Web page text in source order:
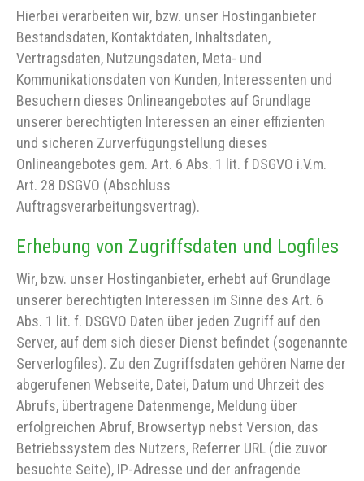
Hierbei verarbeiten wir, bzw. unser Hostinganbieter
Bestandsdaten, Kontaktdaten, Inhaltsdaten,
Vertragsdaten, Nutzungsdaten, Meta- und
Kommunikationsdaten von Kunden, Interessenten und
Besuchern dieses Onlineangebotes auf Grundlage
unserer berechtigten Interessen an einer effizienten
und sicheren Zurverfügungstellung dieses
Onlineangebotes gem. Art. 6 Abs. 1 lit. f DSGVO i.V.m.
Art. 28 DSGVO (Abschluss
Auftragsverarbeitungsvertrag).
Erhebung von Zugriffsdaten und Logfiles
Wir, bzw. unser Hostinganbieter, erhebt auf Grundlage
unserer berechtigten Interessen im Sinne des Art. 6
Abs. 1 lit. f. DSGVO Daten über jeden Zugriff auf den
Server, auf dem sich dieser Dienst befindet (sogenannte
Serverlogfiles). Zu den Zugriffsdaten gehören Name der
abgerufenen Webseite, Datei, Datum und Uhrzeit des
Abrufs, übertragene Datenmenge, Meldung über
erfolgreichen Abruf, Browsertyp nebst Version, das
Betriebssystem des Nutzers, Referrer URL (die zuvor
besuchte Seite), IP-Adresse und der anfragende